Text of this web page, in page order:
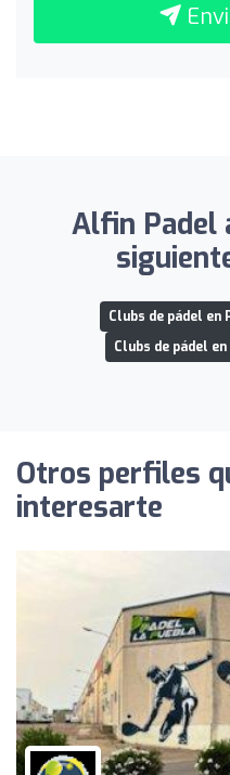
Alfin Padel
Clubs de pádel en
Clubs de pádel
Otros perfiles
interesarte